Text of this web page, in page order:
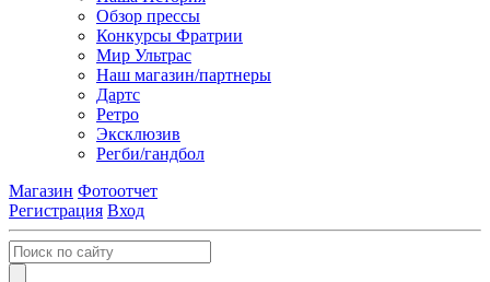
Обзор прессы
Конкурсы Фратрии
Мир Ультрас
Наш магазин/партнеры
Дартс
Ретро
Эксклюзив
Регби/гандбол
Магазин Фотоотчет
Регистрация Вход